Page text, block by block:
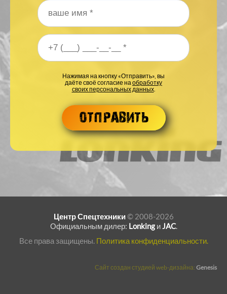
Ваше имя*
Ваш номер телефона*
Нажимая на кнопку «Отправить», вы
даёте своё согласие наобработку
своих персональных данных.
Центр Спецтехники© 2008-2026
Официальным дилер: LonkingиJAC.
Все права защищены. Политика конфиденциальности.
Сайт создан студией web-дизайна: Genesis